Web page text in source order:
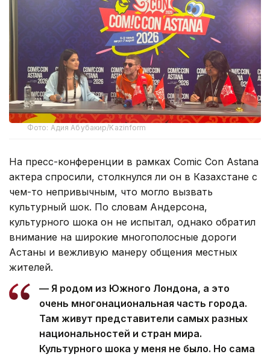
Фото: Адия Абубакир/Kazinform
На пресс-конференции в рамках Comic Con Astana
актера спросили, столкнулся ли он в Казахстане с
чем-то непривычным, что могло вызвать
культурный шок. По словам Андерсона,
культурного шока он не испытал, однако обратил
внимание на широкие многополосные дороги
Астаны и вежливую манеру общения местных
жителей.
— Я родом из Южного Лондона, а это
очень многонациональная часть города.
Там живут представители самых разных
национальностей и стран мира.
Культурного шока у меня не было. Но сама